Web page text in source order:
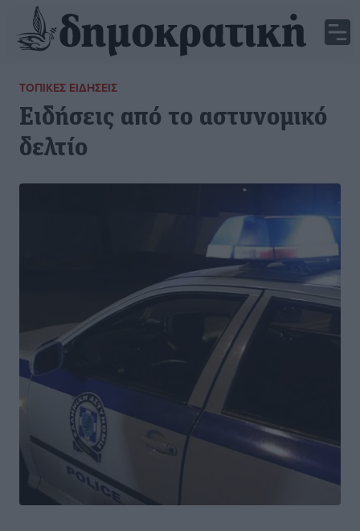
ΤΟΠΙΚΈΣ ΕΙΔΉΣΕΙΣ
Ειδήσεις από το αστυνομικό
δελτίο